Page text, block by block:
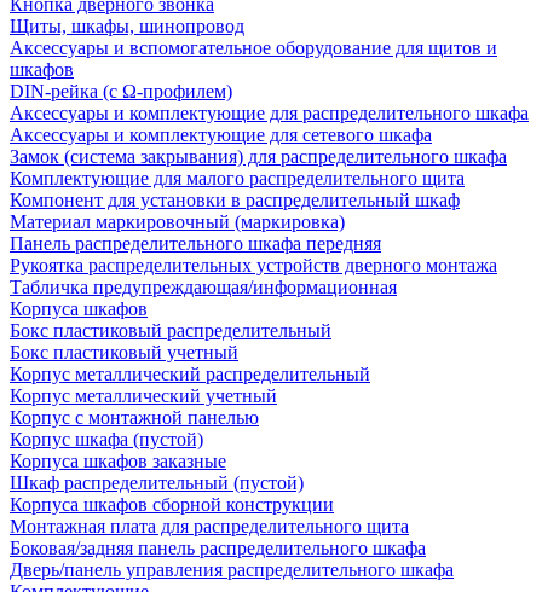
Кнопка дверного звонка
Щиты, шкафы, шинопровод
Аксессуары и вспомогательное оборудование для щитов и
шкафов
DIN-рейка (с Ω-профилем)
Аксессуары и комплектующие для распределительного шкафа
Аксессуары и комплектующие для сетевого шкафа
Замок (система закрывания) для распределительного шкафа
Комплектующие для малого распределительного щита
Компонент для установки в распределительный шкаф
Материал маркировочный (маркировка)
Панель распределительного шкафа передняя
Рукоятка распределительных устройств дверного монтажа
Табличка предупреждающая/информационная
Корпуса шкафов
Бокс пластиковый распределительный
Бокс пластиковый учетный
Корпус металлический распределительный
Корпус металлический учетный
Корпус с монтажной панелью
Корпус шкафа (пустой)
Корпуса шкафов заказные
Шкаф распределительный (пустой)
Корпуса шкафов сборной конструкции
Монтажная плата для распределительного щита
Боковая/задняя панель распределительного шкафа
Дверь/панель управления распределительного шкафа